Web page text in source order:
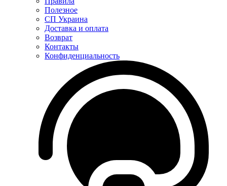
Полезное
СП Украина
Доставка и оплата
Возврат
Контакты
Конфиденциальность